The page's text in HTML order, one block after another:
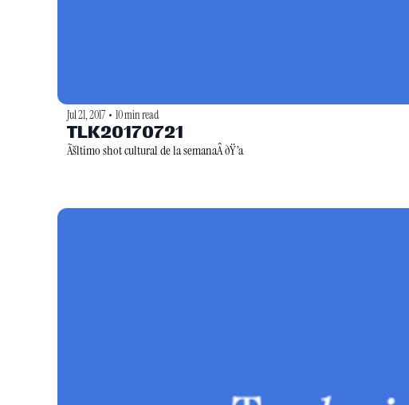
Jul 21, 2017 • 10 min read
TLK20170721
Ãšltimo shot cultural de la semanaÂ ðŸ’a